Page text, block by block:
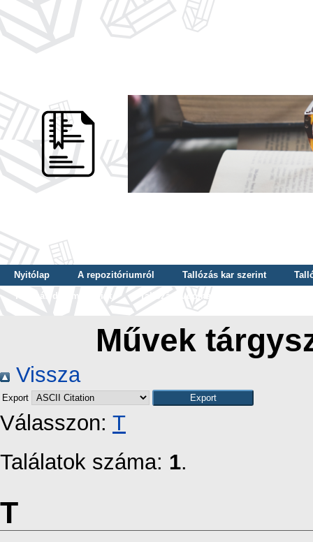
Nyitólap A repozitóriumról Tallózás kar szerint
Tallózás dátum szerint
Tallózás tudományterület szerint
Művek
Vissza
Export
Válasszon: T
Találatok száma: 1.
T